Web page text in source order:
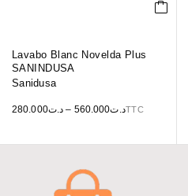
Lavabo Blanc Novelda Plus
SANINDUSA
Sanidusa
د.ت280.000 – د.ت560.000 TTC